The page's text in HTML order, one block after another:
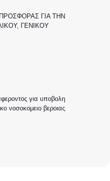
ΓΙΑ ΤΗΝ
ΓΕΝΙΚΟΥ
για υποβολη
νοσοκομειο βεροιας